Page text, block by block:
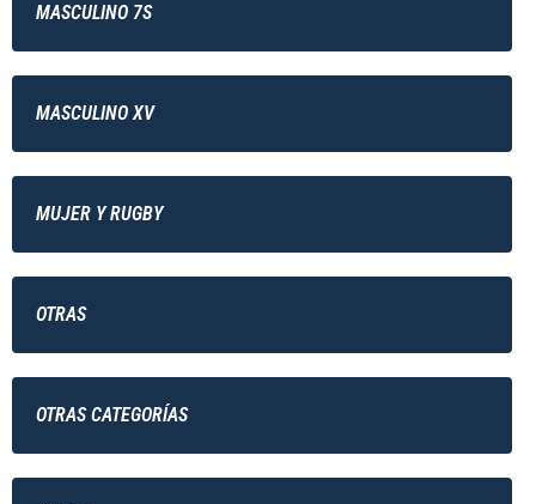
MASCULINO 7S
MASCULINO XV
MUJER Y RUGBY
OTRAS
OTRAS CATEGORÍAS